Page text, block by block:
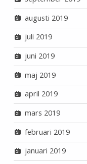
augusti 2019
juli 2019
juni 2019
maj 2019
april 2019
mars 2019
februari 2019
januari 2019